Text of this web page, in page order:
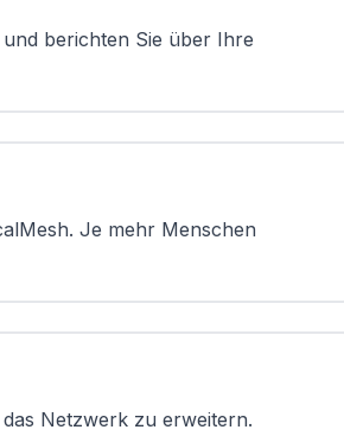
berichten Sie über Ihre
Je mehr Menschen
Netzwerk zu erweitern.